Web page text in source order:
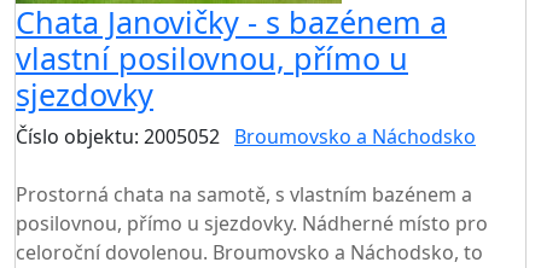
Chata Janovičky - s bazénem a
vlastní posilovnou, přímo u
sjezdovky
Číslo objektu: 2005052 Broumovsko a Náchodsko
Prostorná chata na samotě, s vlastním bazénem a
posilovnou, přímo u sjezdovky. Nádherné místo pro
celoroční dovolenou. Broumovsko a Náchodsko, to